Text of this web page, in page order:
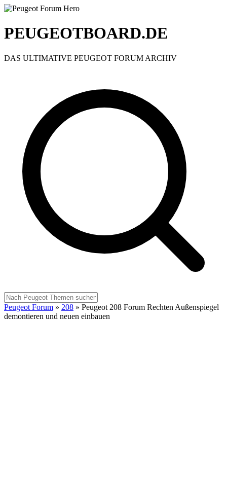
PEUGEOTBOARD.DE
DAS ULTIMATIVE PEUGEOT FORUM ARCHIV
Peugeot Forum » 208 » Peugeot 208 Forum Rechten Außenspiegel
demontieren und neuen einbauen